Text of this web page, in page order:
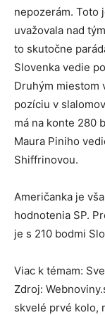
nepozerám. Toto
uvažovala nad
to skutočne
Slovenka vedie
Druhým miestom
pozíciu v
má na konte 280
Maura Piniho
Shiffrinovou.
Američanka je
hodnotenia SP.
je s 210 bodmi
Viac k témam:
Zdroj:
skvelé prvé kolo,